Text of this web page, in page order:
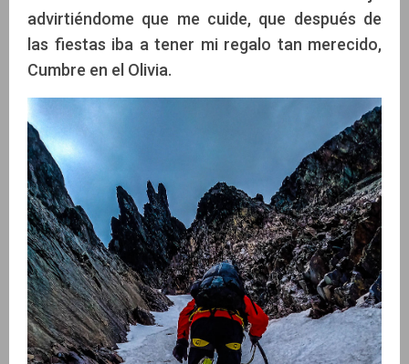
advirtiéndome que me cuide, que después de
las fiestas iba a tener mi regalo tan merecido,
Cumbre en el Olivia.